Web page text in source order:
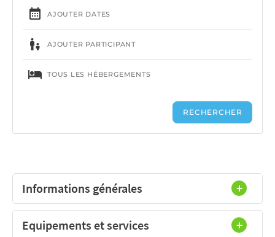
Informations générales
Equipements et services